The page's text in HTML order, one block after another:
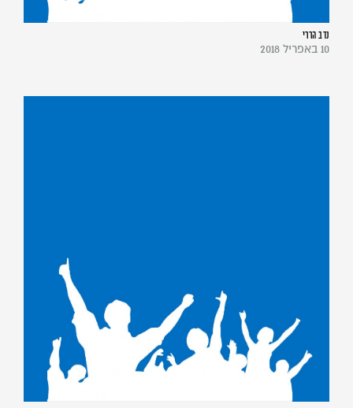
נדב הררי
10 באפריל 2018